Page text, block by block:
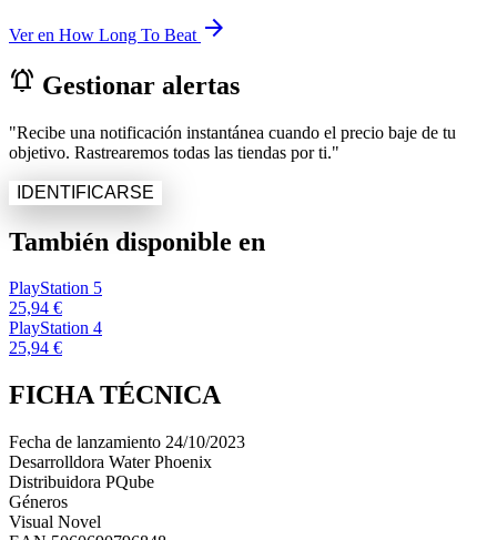
Ver en How Long To Beat arrow_forward
notifications_active Gestionar alertas
"Recibe una notificación instantánea cuando el precio baje de tu
objetivo. Rastrearemos todas las tiendas por ti."
IDENTIFICARSE
También disponible en
PlayStation 5
25,94 €
PlayStation 4
25,94 €
FICHA TÉCNICA
Fecha de lanzamiento 24/10/2023
Desarrolldora Water Phoenix
Distribuidora PQube
Géneros
Visual Novel